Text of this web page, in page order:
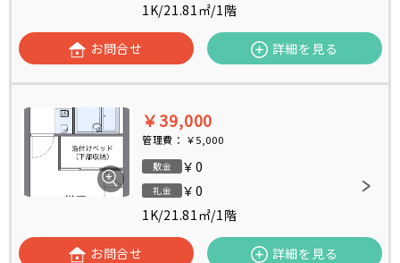
1K/21.81㎡/1階
お問合せ 詳細を見る
￥39,000
管理費： ￥5,000
敷金 ￥0
礼金
￥0
1K/21.81㎡/1階
お問合せ 詳細を見る